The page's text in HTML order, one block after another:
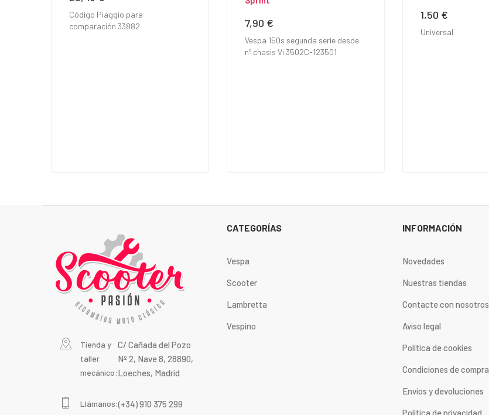
Código Piaggio para
comparación 33882
Precio
7,90 €
Vespa 150s segunda serie desde
nº chasis Vi 3502C-123501
Precio
1,50 €
Universal
Tienda y
taller
mecánico:
C/ Cañada del Pozo
Nº 2, Nave 8, 28890,
Loeches, Madrid
Llámanos:(+34) 910 375 299
CATEGORÍAS
Vespa
Scooter
Lambretta
Vespino
INFORMACIÓN
Novedades
Nuestras tiendas
Contacte con nosotros
Aviso legal
Política de cookies
Condiciones de compra
Envios y devoluciones
Política de privacidad